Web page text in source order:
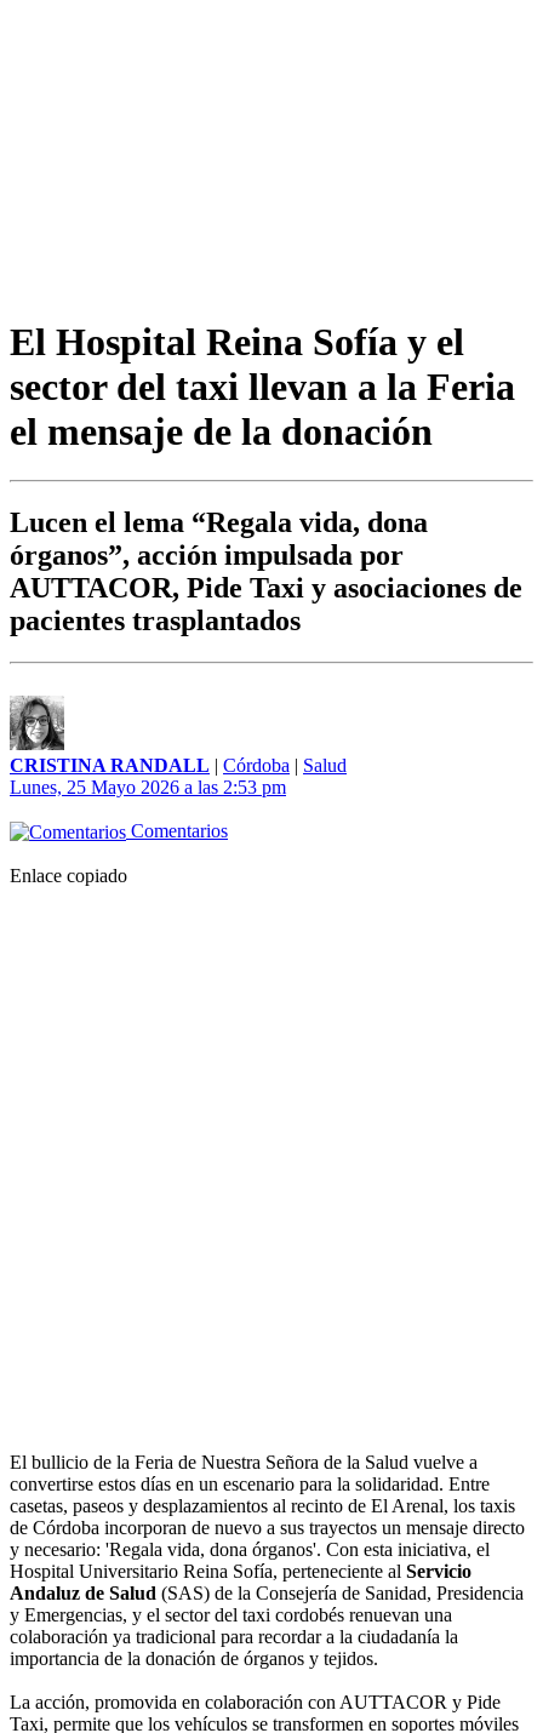
El Hospital Reina Sofía y el
sector del taxi llevan a la Feria
el mensaje de la donación
Lucen el lema “Regala vida, dona
órganos”, acción impulsada por
AUTTACOR, Pide Taxi y asociaciones de
pacientes trasplantados
CRISTINA RANDALL | Córdoba | Salud
Lunes, 25 Mayo 2026 a las 2:53 pm
Comentarios
Enlace copiado
El bullicio de la Feria de Nuestra Señora de la Salud vuelve a
convertirse estos días en un escenario para la solidaridad. Entre
casetas, paseos y desplazamientos al recinto de El Arenal, los taxis
de Córdoba incorporan de nuevo a sus trayectos un mensaje directo
y necesario: 'Regala vida, dona órganos'. Con esta iniciativa, el
Hospital Universitario Reina Sofía, perteneciente al Servicio
Andaluz de Salud (SAS) de la Consejería de Sanidad, Presidencia
y Emergencias, y el sector del taxi cordobés renuevan una
colaboración ya tradicional para recordar a la ciudadanía la
importancia de la donación de órganos y tejidos.
La acción, promovida en colaboración con AUTTACOR y Pide
Taxi, permite que los vehículos se transformen en soportes móviles